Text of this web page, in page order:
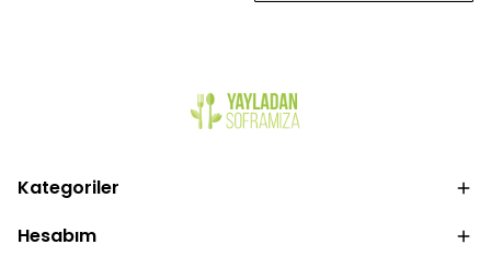
Kategoriler
Hesabım